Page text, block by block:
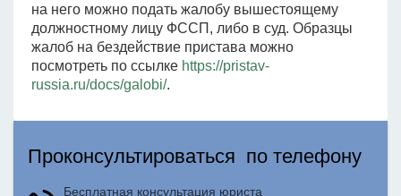
на него можно подать жалобу вышестоящему
должностному лицу ФССП, либо в суд. Образцы
жалоб на бездействие пристава можно
посмотреть по ссылке https://pristav-
russia.ru/docs/galobi/.